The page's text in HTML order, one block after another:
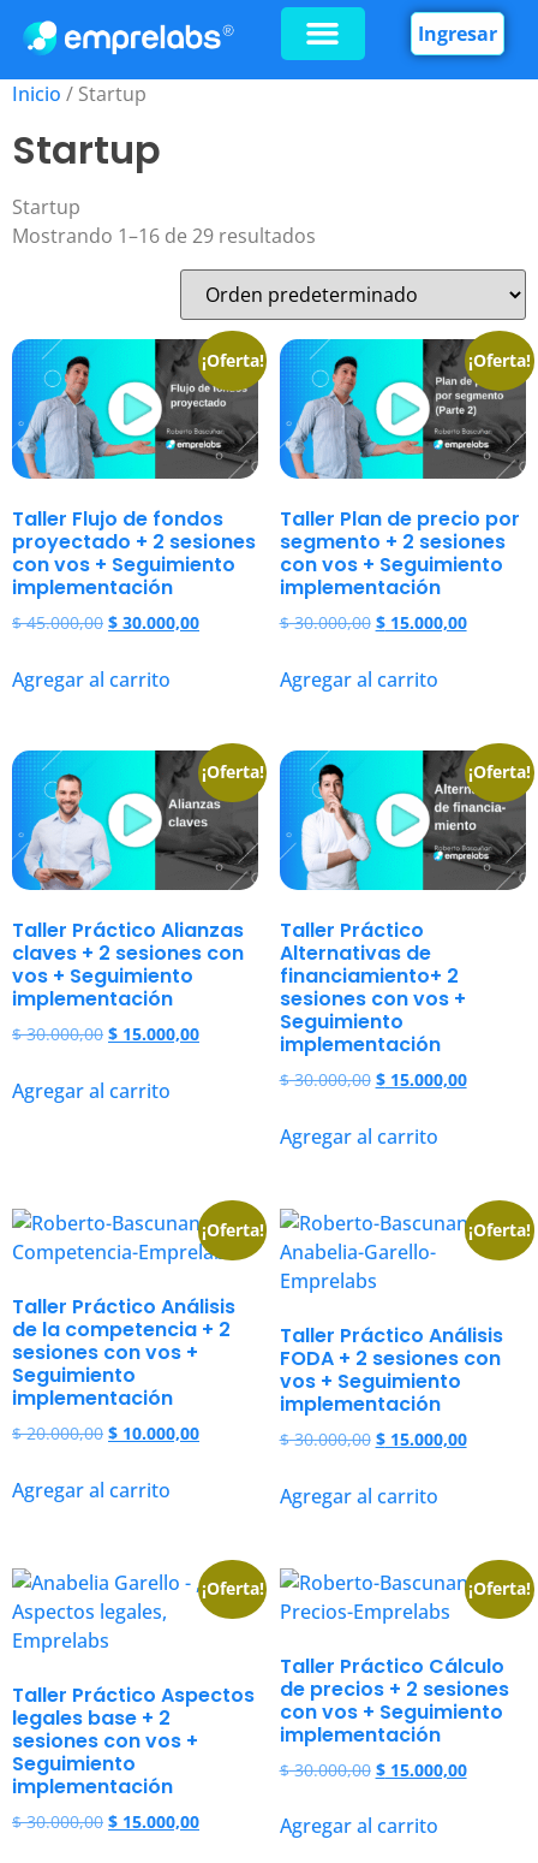
Ingresar
Inicio / Startup
Startup
Startup
Mostrando 1–16 de 29 resultados
¡Oferta!
Taller Flujo de fondos
proyectado + 2 sesiones
con vos + Seguimiento
implementación
$45.000,00 $ 30.000,00
Agregar al carrito
¡Oferta!
Taller Plan de precio por
segmento + 2 sesiones
con vos + Seguimiento
implementación
$30.000,00 $15.000,00
Agregar al carrito
¡Oferta!
Taller Práctico Alianzas
claves + 2 sesiones con
vos + Seguimiento
implementación
$30.000,00 $ 15.000,00
Agregar al carrito
¡Oferta!
Taller Práctico
Alternativas de
financiamiento+ 2
sesiones con vos +
Seguimiento
implementación
$30.000,00 $15.000,00
Agregar al carrito
¡Oferta!
Taller Práctico Análisis
de la competencia + 2
sesiones con vos +
Seguimiento
implementación
$20.000,00 $ 10.000,00
Agregar al carrito
¡Oferta!
Taller Práctico Análisis
FODA + 2 sesiones con
vos + Seguimiento
implementación
$30.000,00 $15.000,00
Agregar al carrito
¡Oferta!
Taller Práctico Aspectos
legales base + 2
sesiones con vos +
Seguimiento
implementación
$30.000,00 $ 15.000,00
¡Oferta!
Taller Práctico Cálculo
de precios + 2 sesiones
con vos + Seguimiento
implementación
$30.000,00 $15.000,00
Agregar al carrito